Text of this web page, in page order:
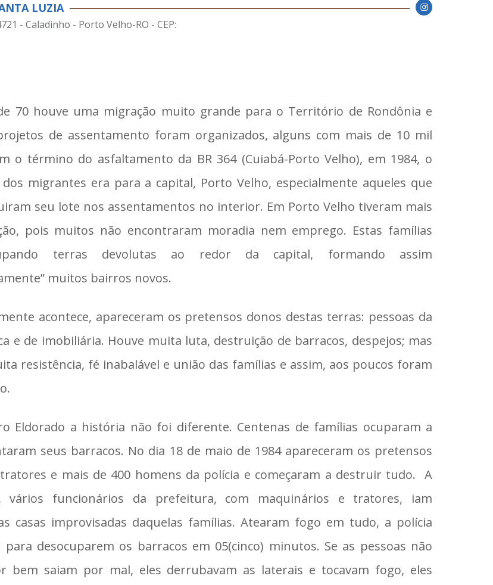
LUZIA
- Caladinho - Porto Velho-RO - CEP:
70 houve uma migração muito grande para o Território de Rondônia e
de assentamento foram organizados, alguns com mais de 10 mil
o término do asfaltamento da BR 364 (Cuiabá-Porto Velho), em 1984, o
migrantes era para a capital, Porto Velho, especialmente aqueles que
seu lote nos assentamentos no interior. Em Porto Velho tiveram mais
pois muitos não encontraram moradia nem emprego. Estas famílias
terras devolutas ao redor da capital, formando assim
muitos bairros novos.
acontece, apareceram os pretensos donos destas terras: pessoas da
e de imobiliária. Houve muita luta, destruição de barracos, despejos; mas
resistência, fé inabalável e união das famílias e assim, aos poucos foram
Eldorado a história não foi diferente. Centenas de famílias ocuparam a
seus barracos. No dia 18 de maio de 1984 apareceram os pretensos
e mais de 400 homens da polícia e começaram a destruir tudo. A
vários funcionários da prefeitura, com maquinários e tratores, iam
casas improvisadas daquelas famílias. Atearam fogo em tudo, a polícia
para desocuparem os barracos em 05(cinco) minutos. Se as pessoas não
bem saiam por mal, eles derrubavam as laterais e tocavam fogo, eles